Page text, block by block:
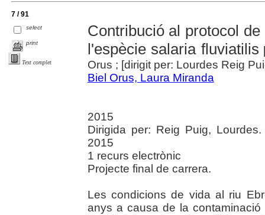
7 / 91
select
print
Text complet
Contribució al protocol
l'espècie salaria fluviatilis
Orus ; [dirigit per: Lourdes Reig
Biel Orus, Laura Miranda
2015
Dirigida per: Reig Puig,
2015
1 recurs electrònic
Projecte final de carrera.
Les condicions de vida al riu
anys a causa de la